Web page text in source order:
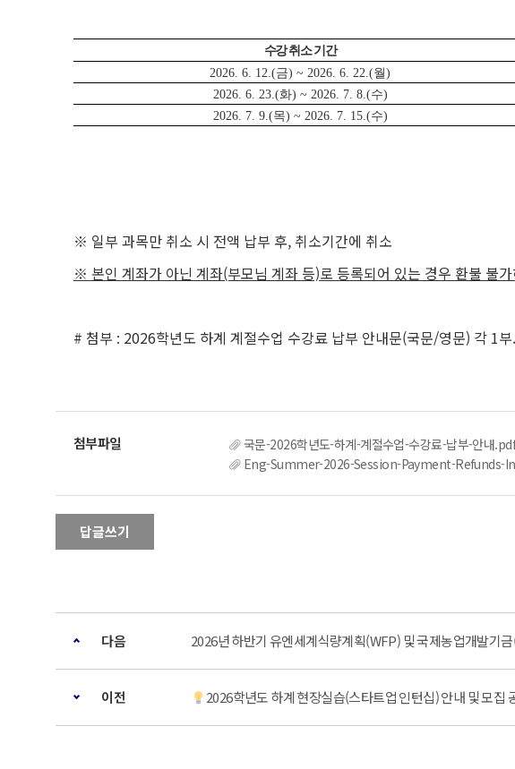
수강 취소 기간
2026. 6. 12.(금) ~ 2026. 6. 22.(월)
2026. 6. 23.(화) ~ 2026. 7. 8.(수)
2026. 7. 9.(목) ~ 2026. 7. 15.(수)
※ 일부 과목만 취소 시 전액 납부 후, 취소기간에 취소
※ 본인 계좌가 아닌 계좌(부모님 계좌 등)로 등록되어 있는 경우 환불 불
# 첨부 : 2026학년도 하계 계절수업 수강료 납부 안내문(국문/영문) 각 1부.
국문-2026학년도-하계-계절수업-수강료-납부-안내
Eng-Summer-2026-Session-Payment-
답글쓰기
다음 2026년 하반기 유엔세계식량계획(WFP) 및 국제농업개발기
이전 2026학년도 하계 현장실습(스타트업 인턴십) 안내 및 모집